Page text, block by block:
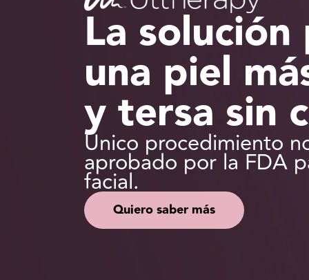
La solución
una piel
y tersa sin
Único procedimiento
aprobado por la FDA
facial.
Quiero saber más